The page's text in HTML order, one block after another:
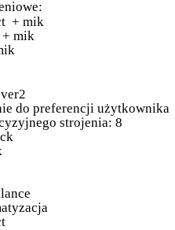
+ mik
+ mik
do preferencji użytkownika
strojenia: 8